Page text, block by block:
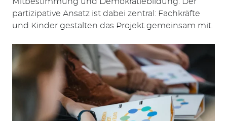
partizipative Ansatz ist dabei zentral: Fachkräfte
und Kinder gestalten das Projekt gemeinsam mit.